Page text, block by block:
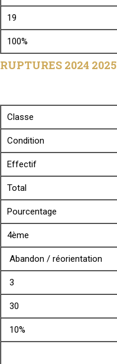
19
100%
RUPTURES 2024 2025
Classe
Condition
Effectif
Total
Pourcentage
4ème
Abandon / réorientation
3
30
10%